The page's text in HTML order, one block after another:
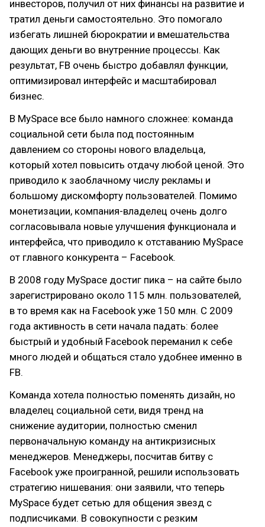
инвесторов, получил от них финансы на развитие и
тратил деньги самостоятельно. Это помогало
избегать лишней бюрократии и вмешательства
дающих деньги во внутренние процессы. Как
результат, FB очень быстро добавлял функции,
оптимизировал интерфейс и масштабировал
бизнес.
В MySpace все было намного сложнее: команда
социальной сети была под постоянным
давлением со стороны нового владельца,
который хотел повысить отдачу любой ценой. Это
приводило к заоблачному числу рекламы и
большому дискомфорту пользователей. Помимо
монетизации, компания-владелец очень долго
согласовывала новые улучшения функционала и
интерфейса, что приводило к отставанию MySpace
от главного конкурента – Facebook.
В 2008 году MySpace достиг пика – на сайте было
зарегистрировано около 115 млн. пользователей,
в то время как на Facebook уже 150 млн. С 2009
года активность в сети начала падать: более
быстрый и удобный Facebook переманил к себе
много людей и общаться стало удобнее именно в
FB.
Команда хотела полностью поменять дизайн, но
владелец социальной сети, видя тренд на
снижение аудитории, полностью сменил
первоначальную команду на антикризисных
менеджеров. Менеджеры, посчитав битву с
Facebook уже проигранной, решили использовать
стратегию нишевания: они заявили, что теперь
MySpace будет сетью для общения звезд с
подписчиками. В совокупности с резким